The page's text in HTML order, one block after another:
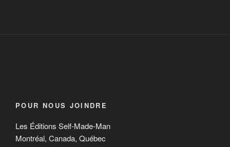
POUR NOUS JOINDRE
Les Éditions Self-Made-Man
Montréal, Canada, Québec